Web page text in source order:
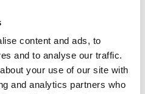
content and ads, to
and to analyse our traffic.
your use of our site with
and analytics partners who